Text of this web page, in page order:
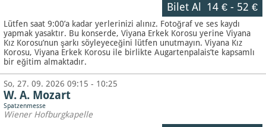
Bilet Al 14 €- 52 €
Lütfen saat 9:00’a kadar yerlerinizi alınız. Fotoğraf ve ses kaydı
yapmak yasaktır. Bu konserde, Viyana Erkek Korosu yerine Viyana
Kız Korosu’nun şarkı söyleyeceğini lütfen unutmayın. Viyana Kız
Korosu, Viyana Erkek Korosu ile birlikte Augartenpalais’te kapsamlı
bir eğitim almaktadır.
So, 27. 09. 2026 09:15 - 10:25
W. A. Mozart
Spatzenmesse
Wiener Hofburgkapelle